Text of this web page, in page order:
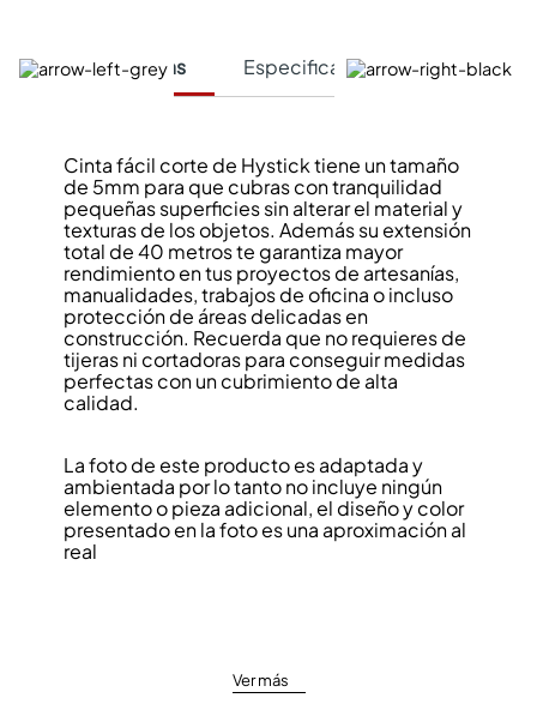
Características Especificaciones Técnicas
Cinta fácil corte de Hystick tiene un tamaño
de 5mm para que cubras con tranquilidad
pequeñas superficies sin alterar el material y
texturas de los objetos. Además su extensión
total de 40 metros te garantiza mayor
rendimiento en tus proyectos de artesanías,
manualidades, trabajos de oficina o incluso
protección de áreas delicadas en
construcción. Recuerda que no requieres de
tijeras ni cortadoras para conseguir medidas
perfectas con un cubrimiento de alta
calidad.
La foto de este producto es adaptada y
ambientada por lo tanto no incluye ningún
elemento o pieza adicional, el diseño y color
presentado en la foto es una aproximación al
real
Ver más